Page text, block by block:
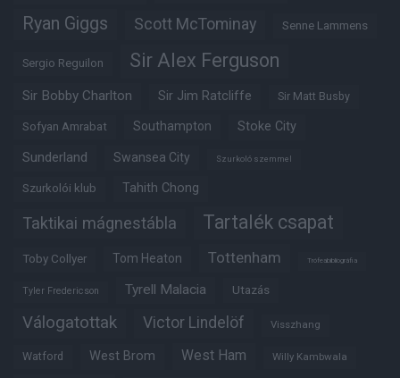
Ryan Giggs Scott McTominay Senne Lammens
Sergio Reguilon Sir Alex Ferguson
Sir Bobby Charlton Sir Jim Ratcliffe Sir Matt Busby
Sofyan Amrabat Southampton Stoke City
Sunderland Swansea City Szurkoló szemmel
Szurkolói klub Tahith Chong
Taktikai mágnestábla Tartalék csapat
Toby Collyer Tom Heaton Tottenham Trófeabibliográfia
Tyler Fredericson Tyrell Malacia Utazás
Válogatottak Victor Lindelöf Visszhang
Watford West Brom West Ham Willy Kambwala